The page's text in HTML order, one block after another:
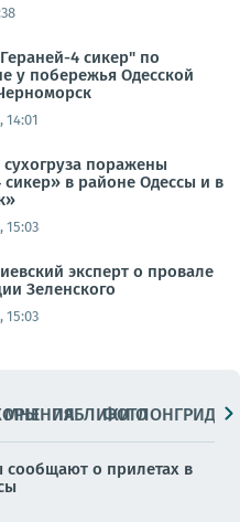
4 сикер" по
у побережья Одесской
14:01
поражены
в районе Одессы и в
15:03
эксперт о провале
Зеленского
15:03
МНЕНИЯПАБЛИКИ
ФОТОЛОНГРИДЫ
сообщают о прилетах в